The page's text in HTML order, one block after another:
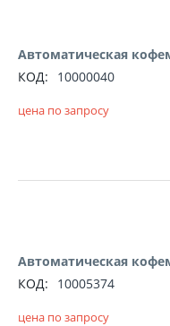
Автоматическая
КОД:
10000040
цена по запросу
Автоматическая
КОД:
10005374
цена по запросу